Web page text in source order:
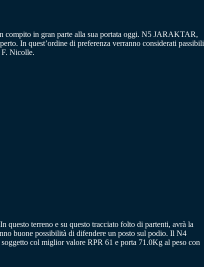
compito in gran parte alla sua portata oggi. N5 JARAKTAR,
In quest’ordine di preferenza verranno considerati passibili
Nicolle.
questo terreno e su questo tracciato folto di partenti, avrà la
buone possibilità di difendere un posto sul podio. Il N4
col miglior valore RPR 61 e porta 71.0Kg al peso con